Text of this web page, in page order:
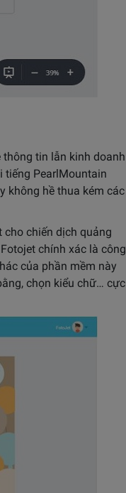
tin lẫn kinh doanh
tiếng PearlMountain
không hề thua kém các
chiến dịch quảng
chính xác là công
của phần mềm này
chọn kiểu chữ… cực